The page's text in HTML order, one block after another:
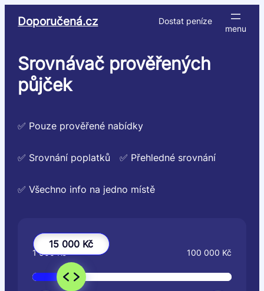
Doporučená.cz Dostat peníze
Srovnávač prověřených
půjček
✅ Pouze prověřené nabídky
✅ Srovnání poplatků ✅ Přehledné srovnání
✅ Všechno info na jedno místě
15 000 Kč
1 000 Kč 100 000 Kč